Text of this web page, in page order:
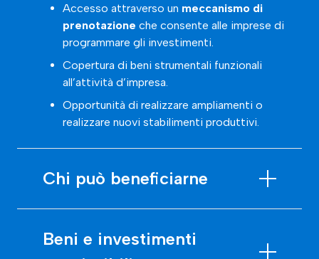
Accesso attraverso un meccanismo di
prenotazione che consente alle imprese di
programmare gli investimenti.
Copertura di beni strumentali funzionali
all’attività d’impresa.
Opportunità di realizzare ampliamenti o
realizzare nuovi stabilimenti produttivi.
Chi può beneficiarne
Beni e investimenti